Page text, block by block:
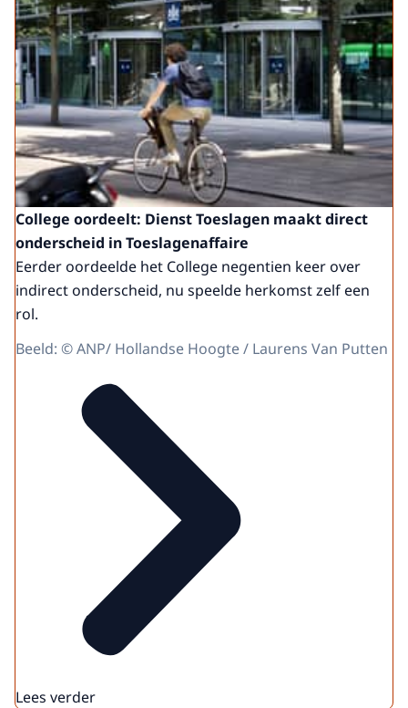
College oordeelt: Dienst Toeslagen maakt direct
onderscheid in Toeslagenaffaire
Eerder oordeelde het College negentien keer over
indirect onderscheid, nu speelde herkomst zelf een
rol.
Beeld: © ANP/ Hollandse Hoogte / Laurens Van Putten
Lees verder